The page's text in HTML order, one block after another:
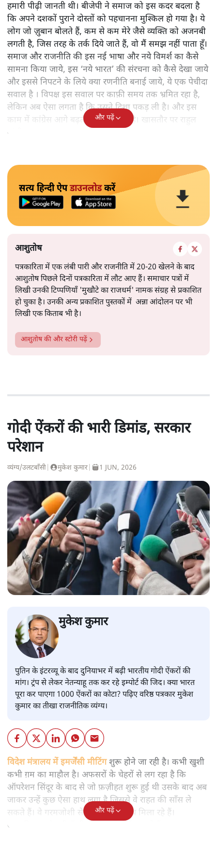
हमारी पीढ़ी जानती थी। बीजेपी ने समाज को इस कदर बदला है
कि अपने दशकों पुराने दोस्तों को पहचानना मुश्किल हो गया है। ये
लोग जो ज़ुबान बोलते हैं, कम से कम मेरे जैसे व्यक्ति को अजनबी
लगती है, जिस तरह के तर्क दिये जाते हैं, वो मैं समझ नहीं पाता हूँ।
समाज और राजनीति की इस नई भाषा और नये विमर्श का कैसे
सामना किया जाये, इस ‘नये भारत’ की संरचना को कैसे देखा जाये
और इससे निपटने के लिये क्या रणनीति बनाई जाये, ये एक पेचीदा
सवाल है । विपक्ष इस सवाल पर काफ़ी समय तक भ्रमित रहा है,
लेकिन अब ऐसा लगता है कि उसने दिशा पकड़ ली है। और इस
काम में कांग्रेस आगे बढ़ती दिखाई पड़ती है। खासतौर पर राहुल
गांधी।
और पढ़ें
सत्य हिन्दी ऐपडाउनलोडकरें
आशुतोष
पत्रकारिता में एक लंबी पारी और राजनीति में 20-20 खेलने के बाद
आशुतोष पिछले दिनों पत्रकारिता में लौट आए हैं। समाचार पत्रों में
लिखी उनकी टिप्पणियाँ 'मुखौटे का राजधर्म' नामक संग्रह से प्रकाशित
हो चुका है। उनकी अन्य प्रकाशित पुस्तकों में अन्ना आंदोलन पर भी
लिखी एक किताब भी है।
आशुतोषकी और स्टोरी पढ़ें
गोदी ऐंकरों की भारी डिमांड, सरकार
परेशान
व्यंग्य/उलटबाँसी मुकेश कुमार 1 JUN, 2026
मुकेश कुमार
पुतिन के इंटरव्यू के बाद दुनियाभर में बढ़ी भारतीय गोदी ऐंकरों की
मांग। ट्रंप से लेकर नेतन्याहू तक कर रहे इम्पोर्ट की जिद। क्या भारत
पूरा कर पाएगा 1000 ऐंकरों का कोटा? पढ़िए वरिष्ठ पत्रकार मुकेश
कुमार का तीखा राजनीतिक व्यंग्य।
विदेश मंत्रालय में इमर्जेंसी मीटिंगशुरू होने जा रही है। कभी खुशी
कभी ग़म का माहौल है। अफसरों के चेहरों से लग रहा है कि
ऑपरेशन सिंदूर के बाद से जो फ़ज़ीहत शुरू हुई थी उसके बाद अब
जाकर उन्हें कुछ ऐसा हाथ लगा है जिससे वे राहत की साँस ले
सकते हैं। वे गरमजोशी से एक दूसरे से हाथ मिला रहे हैं।
आत्मविश्वास से भरी ऊँची आवाज़ में बातें कर रहे हैं।
और पढ़ें